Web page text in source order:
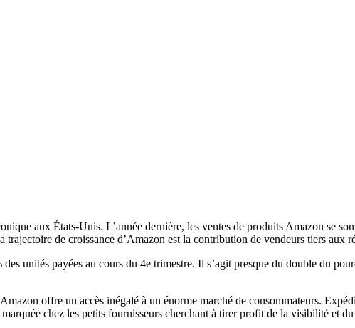
aux États-Unis. L’année dernière, les ventes de produits Amazon se
de croissance d’Amazon est la contribution de vendeurs tiers aux
unités payées au cours du 4e trimestre. Il s’agit presque du double du
offre un accès inégalé à un énorme marché de consommateurs.
chez les petits fournisseurs cherchant à tirer profit de la visibilité et